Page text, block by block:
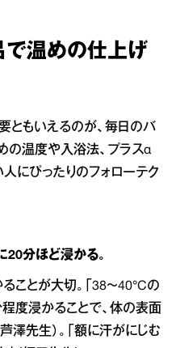
で温めの仕上げ
ともいえるのが、毎日のバ
の温度や入浴法、プラスα
にぴったりのフォローテク
分ほど浸かる。
ことが大切。「38～40°Cの
度浸かることで、体の表面
澤先生）。「額に汗がにじむ